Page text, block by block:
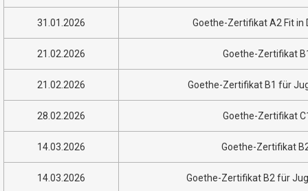
31.01.2026 Goethe-Zertifikat A2 Fit in
21.02.2026 Goethe-Zertifikat
21.02.2026 Goethe-Zertifikat B1 für
28.02.2026 Goethe-Zertifikat
14.03.2026 Goethe-Zertifikat
14.03.2026 Goethe-Zertifikat B2 für